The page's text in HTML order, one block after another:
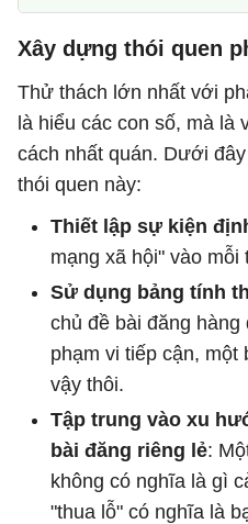
Xây dựng thói quen
Thử thách lớn nhất với
là hiểu các con số, mà là
cách nhất quán. Dưới
thói quen này:
Thiết lập sự kiện
mạng xã hội" vào mỗi
Sử dụng bảng tính
chủ đề bài đăng
phạm vi tiếp cận, một
vậy thôi.
Tập ​​trung vào xu
bài đăng riêng lẻ:
không có nghĩa là gì
"thua lỗ" có nghĩa là